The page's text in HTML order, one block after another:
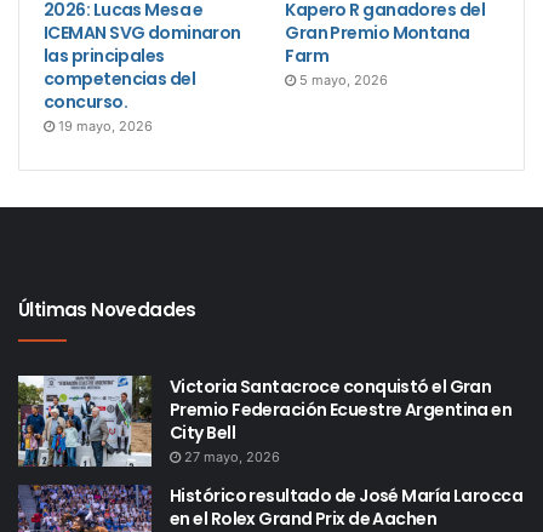
2026: Lucas Mesa e
ICEMAN SVG dominaron
las principales
competencias del
concurso.
19 mayo, 2026
Kapero R ganadores del
Gran Premio Montana
Farm
5 mayo, 2026
Últimas Novedades
Victoria Santacroce conquistó el Gran
Premio Federación Ecuestre Argentina en
City Bell
27 mayo, 2026
Histórico resultado de José María Larocca
en el Rolex Grand Prix de Aachen